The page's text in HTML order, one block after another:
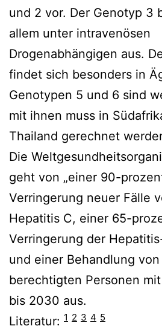
und 2 vor. Der Genotyp 3
allem unter intravenösen
Drogenabhängigen aus.
findet sich besonders in
Genotypen 5 und 6 sind
mit ihnen muss in
Thailand gerechnet
Die
geht von „einer 90-
Verringerung neuer Fälle
Hepatitis C, einer 65-
Verringerung der
und einer Behandlung
berechtigten Personen
bis 2030 aus.
Literatur: 1 2 3 4 5